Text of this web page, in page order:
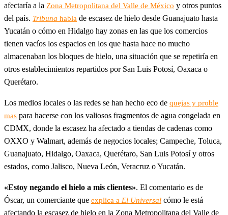
afectaría a la Zona Metropolitana del Valle de México y otros puntos
del país. Tribuna habla de escasez de hielo desde Guanajuato hasta
Yucatán o cómo en Hidalgo hay zonas en las que los comercios
tienen vacíos los espacios en los que hasta hace no mucho
almacenaban los bloques de hielo, una situación que se repetiría en
otros establecimientos repartidos por San Luis Potosí, Oaxaca o
Querétaro.
Los medios locales o las redes se han hecho eco de quejas y proble
mas para hacerse con los valiosos fragmentos de agua congelada en
CDMX, donde la escasez ha afectado a tiendas de cadenas como
OXXO y Walmart, además de negocios locales; Campeche, Toluca,
Guanajuato, Hidalgo, Oaxaca, Querétaro, San Luis Potosí y otros
estados, como Jalisco, Nueva León, Veracruz o Yucatán.
«Estoy negando el hielo a mis clientes». El comentario es de
Óscar, un comerciante que explica a El Universal cómo le está
afectando la escasez de hielo en la Zona Metropolitana del Valle de